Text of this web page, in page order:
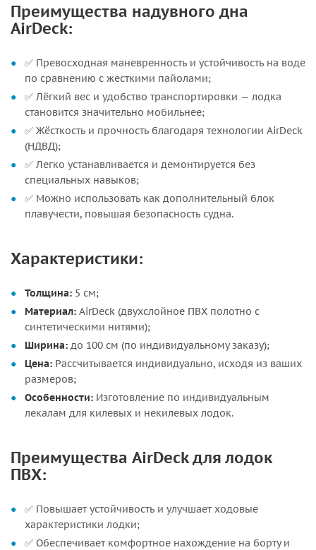
Преимущества надувного дна
AirDeck:
✅ Превосходная маневренность и устойчивость на воде
по сравнению с жесткими пайолами;
✅ Лёгкий вес и удобство транспортировки — лодка
становится значительно мобильнее;
✅ Жёсткость и прочность благодаря технологии AirDeck
(НДВД);
✅ Легко устанавливается и демонтируется без
специальных навыков;
✅ Можно использовать как дополнительный блок
плавучести, повышая безопасность судна.
Характеристики:
Толщина: 5 см;
Материал: AirDeck (двухслойное ПВХ полотно с
синтетическими нитями);
Ширина: до 100 см (по индивидуальному заказу);
Цена: Рассчитывается индивидуально, исходя из ваших
размеров;
Особенности: Изготовление по индивидуальным
лекалам для килевых и некилевых лодок.
Преимущества AirDeck для лодок
ПВХ:
✅ Повышает устойчивость и улучшает ходовые
характеристики лодки;
✅ Обеспечивает комфортное нахождение на борту и